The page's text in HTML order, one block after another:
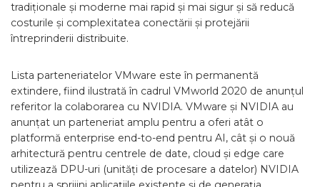
tradiționale și moderne mai rapid și mai sigur și să reducă
costurile și complexitatea conectării și protejării
întreprinderii distribuite.
Lista parteneriatelor VMware este în permanentă
extindere, fiind ilustrată în cadrul VMworld 2020 de anunțul
referitor la colaborarea cu NVIDIA. VMware și NVIDIA au
anunțat un parteneriat amplu pentru a oferi atât o
platformă enterprise end-to-end pentru AI, cât și o nouă
arhitectură pentru centrele de date, cloud și edge care
utilizează DPU-uri (unități de procesare a datelor) NVIDIA